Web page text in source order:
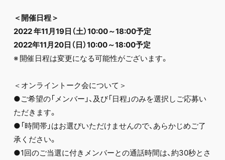
＜開催日程＞
2022 年11月19日（土）10:00～18:00予定
2022年11月20日（日）10:00～18:00予定
※ 開催日程は変更になる可能性がございます。
＜オンライントーク会について＞
●ご希望の「メンバー」、及び「日程」のみを選択しご応募い
ただきます。
●「時間帯」はお選びいただけませんので、あらかじめご了
承ください。
●1回のご当選に付きメンバーとの通話時間は、約30秒とさ